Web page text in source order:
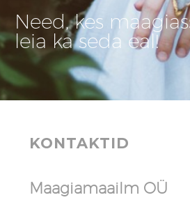
Need, kes
leia ka seda eal!
KONTAKTID
Maagiamaailm OÜ